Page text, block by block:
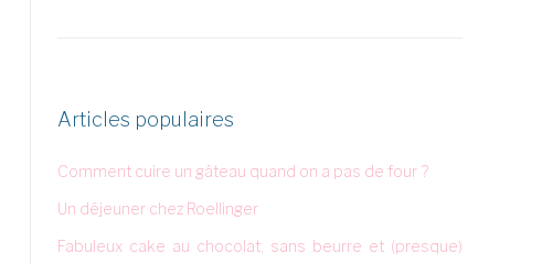
Articles populaires
Comment cuire un gâteau quand on a pas de four ?
Un déjeuner chez Roellinger
Fabuleux cake au chocolat, sans beurre et (presque)